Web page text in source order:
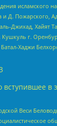
исламского
Пожарского,
Джихад,
Кушкуль г.
Хаджи
в
Веси